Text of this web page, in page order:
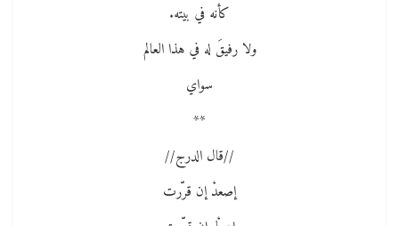
كأنه في بيته.
ولا رفيقَ له في هذا العالم
سواي
**
//قال الدرج//
إصعدْ إن قرّرت